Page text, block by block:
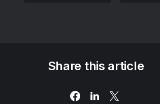
Share this article